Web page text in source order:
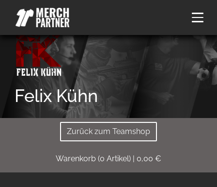
Felix Kühn
Zurück zum Teamshop
Warenkorb (0 Artikel) | 0,00 €